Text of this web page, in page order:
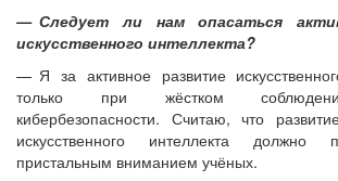
— Следует ли нам опасаться
искусственного интеллекта?
— Я за активное развитие
только при жёстком
кибербезопасности. Считаю, что
искусственного интеллекта должно
пристальным вниманием учёных.